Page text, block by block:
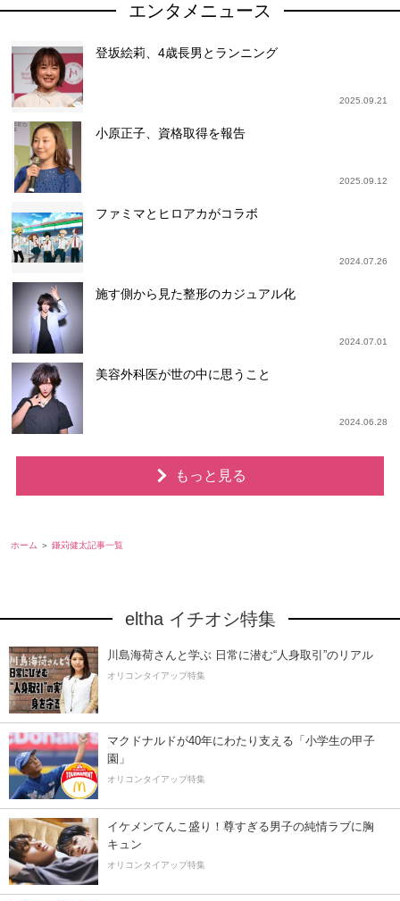
エンタメニュース
登坂絵莉、4歳長男とランニング
2025.09.21
小原正子、資格取得を報告
2025.09.12
ファミマとヒロアカがコラボ
2024.07.26
施す側から見た整形のカジュアル化
2024.07.01
美容外科医が世の中に思うこと
2024.06.28
もっと見る
ホーム 鎌苅健太記事一覧
eltha イチオシ特集
川島海荷さんと学ぶ 日常に潜む“人身取引”のリアル
オリコンタイアップ特集
マクドナルドが40年にわたり支える「小学生の甲子
園」
オリコンタイアップ特集
イケメンてんこ盛り！尊すぎる男子の純情ラブに胸
キュン
オリコンタイアップ特集